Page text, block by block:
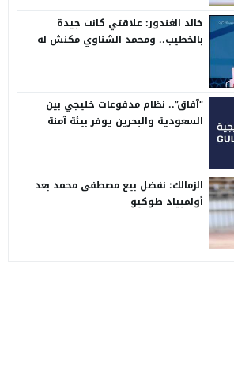
خالد الغندور: علاقتي كانت جيدة
بالخطيب.. ومحمد الشناوي مكنش له
“آفاق”.. نظام مدفوعات خليجي بين
السعودية والبحرين يوفر بيئة آمنة
الزمالك: نفضل بيع مصطفى محمد بعد
أولمبياد طوكيو